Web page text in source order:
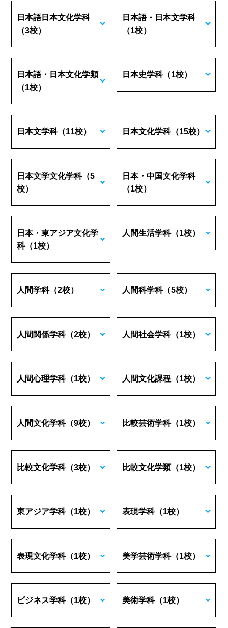
日本語日本文化学科
（3校）
日本語・日本文学科
（1校）
日本語・日本文化学類
（1校）
日本史学科（1校）
日本文学科（11校） 日本文化学科（15校）
日本文学文化学科（5
校）
日本・中国文化学科
（1校）
日本・東アジア文化学
科（1校）
人間生活学科（1校）
人間学科（2校） 人間科学科（5校）
人間関係学科（2校） 人間社会学科（1校）
人間心理学科（1校） 人間文化課程 （1校）
人間文化学科（9校） 比較芸術学科（1校）
比較文化学科（3校） 比較文化学類（1校）
東アジア学科（1校） 表現学科（1校）
表現文化学科（1校） 美学芸術学科（1校）
ビジネス学科（1校） 美術学科（1校）